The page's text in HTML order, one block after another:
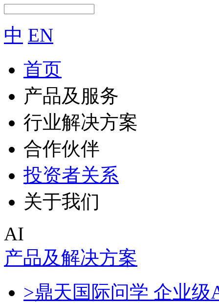
中 EN
首页
产品及服务
行业解决方案
合作伙伴
投资者关系
关于我们
AI
产品及解决方案
>鼎天国际问学 企业级